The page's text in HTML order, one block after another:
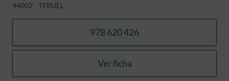
44002 - TERUEL
978 620 426
llamar CLINICA HORUS
Ver ficha
CLINICA HORUS